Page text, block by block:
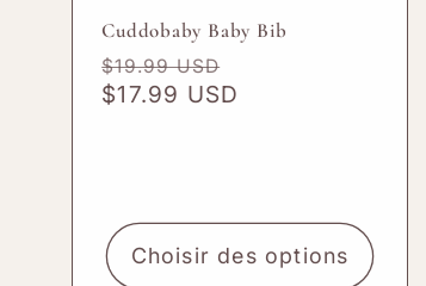
Cuddobaby Baby Bib
Prix
habituel
$19.99 USD
promotionnel
$17.99 USD
Choisir des options